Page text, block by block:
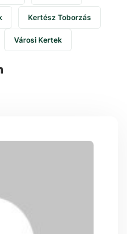
Kertész Toborzás
Városi Kertek